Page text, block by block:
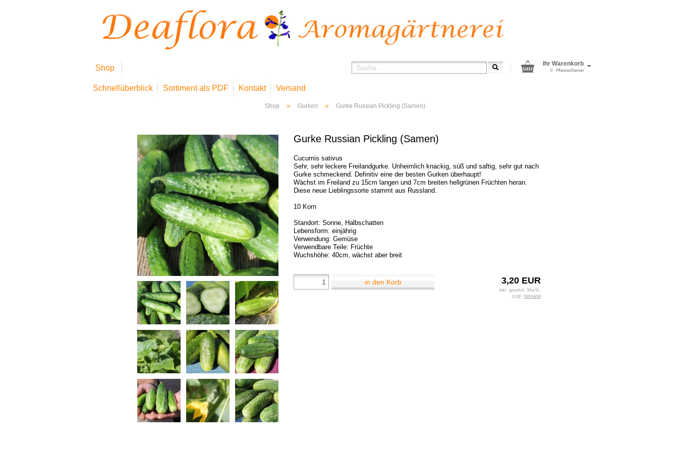
Shop
Schnellüberblick Sortiment als PDF Kontakt Versand
Ihr Warenkorb
Pflanzen/Samen
0
Shop » Gurken » Gurke Russian Pickling (Samen)
Gurke Russian Pickling (Samen)
Cucumis sativus
Sehr, sehr leckere Freilandgurke. Unheimlich knackig, süß und saftig, sehr gut nach
Gurke schmeckend. Definitiv eine der besten Gurken überhaupt!
Wächst im Freiland zu 15cm langen und 7cm breiten hellgrünen Früchten heran.
Diese neue Lieblingssorte stammt aus Russland.
10 Korn
Standort: Sonne, Halbschatten
Lebensform: einjährig
Verwendung: Gemüse
Verwendbare Teile: Früchte
Wuchshöhe: 40cm, wächst aber breit
3,20 EUR
inkl. gesetzl. MwSt.
zzgl. Versand
in den Korb